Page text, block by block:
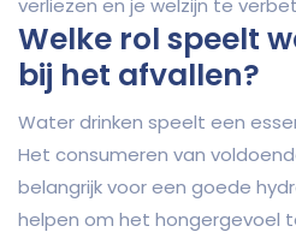
verliezen en je welzijn te
Welke rol speelt
bij het afvallen?
Water drinken speelt een
Het consumeren van
belangrijk voor een goede
helpen om het hongergevoel